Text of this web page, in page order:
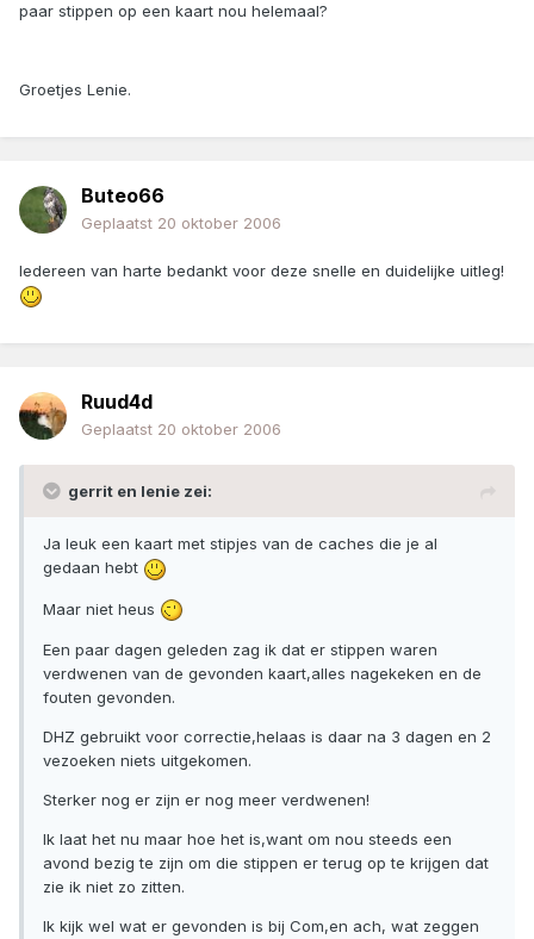
paar stippen op een kaart nou helemaal?
Groetjes Lenie.
Buteo66
Geplaatst 20 oktober 2006
Iedereen van harte bedankt voor deze snelle en duidelijke uitleg!
Ruud4d
Geplaatst 20 oktober 2006
gerrit en lenie zei:
Ja leuk een kaart met stipjes van de caches die je al
gedaan hebt
Maar niet heus
Een paar dagen geleden zag ik dat er stippen waren
verdwenen van de gevonden kaart,alles nagekeken en de
fouten gevonden.
DHZ gebruikt voor correctie,helaas is daar na 3 dagen en 2
vezoeken niets uitgekomen.
Sterker nog er zijn er nog meer verdwenen!
Ik laat het nu maar hoe het is,want om nou steeds een
avond bezig te zijn om die stippen er terug op te krijgen dat
zie ik niet zo zitten.
Ik kijk wel wat er gevonden is bij Com,en ach, wat zeggen